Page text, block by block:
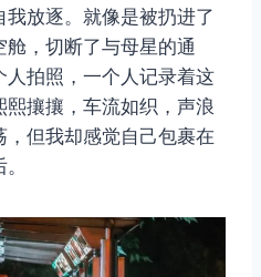
放逐。就像是被扔进了
，切断了与母星的通
拍照，一个人记录着这
攘攘，车流如织，声浪
但我却感觉自己包裹在